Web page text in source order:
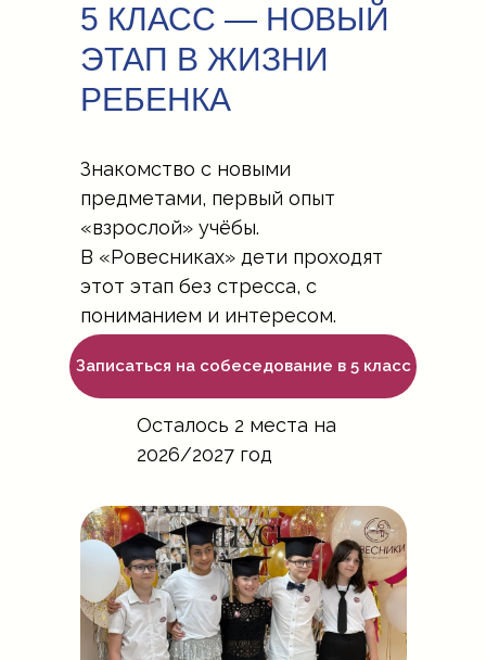
5 КЛАСС — НОВЫЙ
ЭТАП В ЖИЗНИ
РЕБЕНКА
Осталось 2 места на
2026/2027 год
Знакомство с новыми
предметами, первый опыт
«взрослой» учёбы.
В «Ровесниках» дети проходят
этот этап без стресса, с
пониманием и интересом.
Записаться на собеседование в 5 класс